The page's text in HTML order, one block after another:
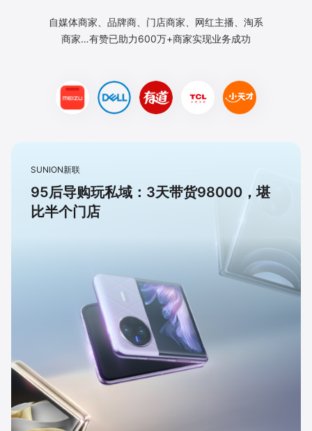
自媒体商家、品牌商、门店商家、网红主播、淘系
商家…有赞已助力600万+商家实现业务成功
SUNION新联
95后导购玩私域：3天带货98000，堪
比半个门店